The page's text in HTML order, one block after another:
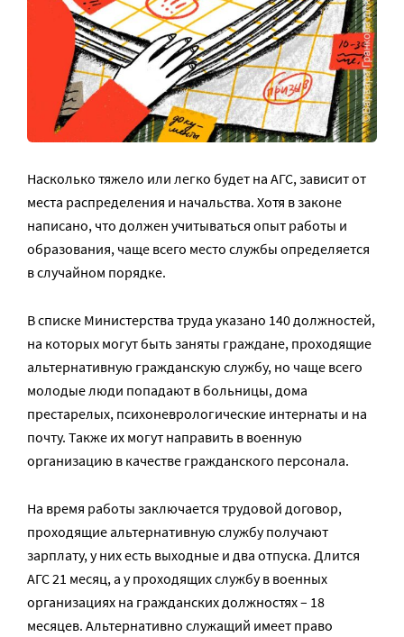
Насколько тяжело или легко будет на АГС, зависит от
места распределения и начальства. Хотя в законе
написано, что должен учитываться опыт работы и
образования, чаще всего место службы определяется
в случайном порядке.
В списке Министерства труда указано 140 должностей,
на которых могут быть заняты граждане, проходящие
альтернативную гражданскую службу, но чаще всего
молодые люди попадают в больницы, дома
престарелых, психоневрологические интернаты и на
почту. Также их могут направить в военную
организацию в качестве гражданского персонала.
На время работы заключается трудовой договор,
проходящие альтернативную службу получают
зарплату, у них есть выходные и два отпуска. Длится
АГС 21 месяц, а у проходящих службу в военных
организациях на гражданских должностях – 18
месяцев. Альтернативно служащий имеет право